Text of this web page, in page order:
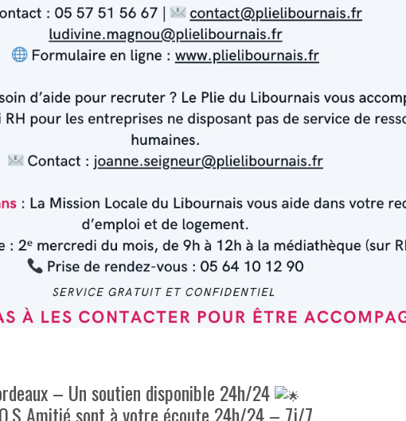
– Un soutien disponible 24h/24
Amitié sont à votre écoute 24h/24 – 7j/7.